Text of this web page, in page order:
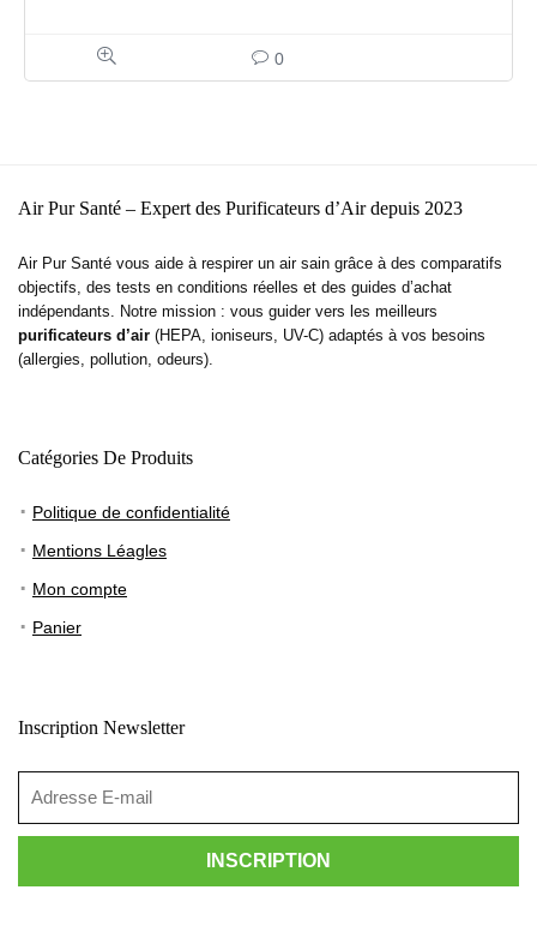
0
Air Pur Santé – Expert des Purificateurs d’Air depuis 2023
Air Pur Santé vous aide à respirer un air sain grâce à des comparatifs
objectifs, des tests en conditions réelles et des guides d’achat
indépendants. Notre mission : vous guider vers les meilleurs
purificateurs d’air (HEPA, ioniseurs, UV-C) adaptés à vos besoins
(allergies, pollution, odeurs).
Catégories De Produits
Politique de confidentialité
Mentions Léagles
Mon compte
Panier
Inscription Newsletter